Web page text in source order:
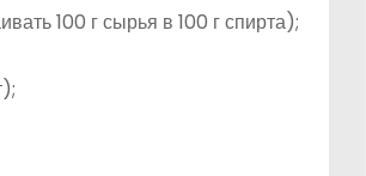
100 г сырья в 100 г спирта);